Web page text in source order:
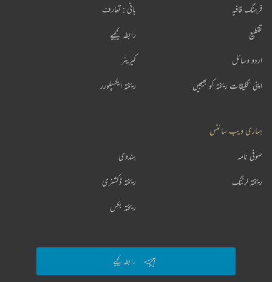
فرہنگ قافیہ
تقطیع
اردو وسائل
اپنی تخلیقات ریختہ کو بھیجیں
بانی : تعارف
رابطہ کیجیے
کیریئر
ریختہ ایکسپلورر
ہماری ویب سائٹس
ہندوی صوفی نامہ
ریختہ ڈکشنری ریختہ لرننگ
ریختہ بکس
رابطہ کیجیے